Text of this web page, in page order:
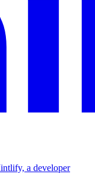
a developer